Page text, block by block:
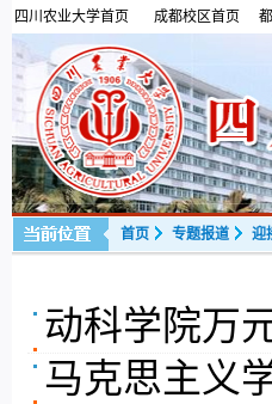
四川农业大学首页 成都校区首页
首页 专题报道 迎
动科学院万
马克思主义